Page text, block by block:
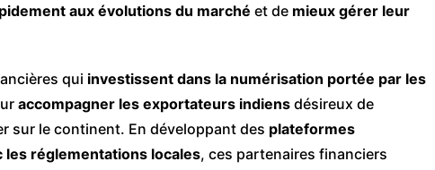
aux évolutions du marché et de mieux gérer leur
qui investissent dans la numérisation portée par les
accompagner les exportateurs indiens désireux de
sur le continent. En développant des plateformes
réglementations locales, ces partenaires financiers